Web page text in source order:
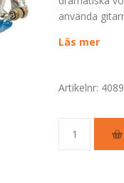
använda
Läs mer
Artikelnr: